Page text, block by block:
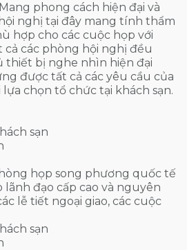
Mang phong cách hiện đại và
nghị tại đây mang tính thẩm
hợp cho các cuộc họp với
cả các phòng hội nghị đều
thiết bị nghe nhìn hiện đại
được tất cả các yêu cầu của
chọn tổ chức tại khách sạn.
sạn
họp song phương quốc tế
đạo cấp cao và nguyên
lễ tiết ngoại giao, các cuộc
sạn